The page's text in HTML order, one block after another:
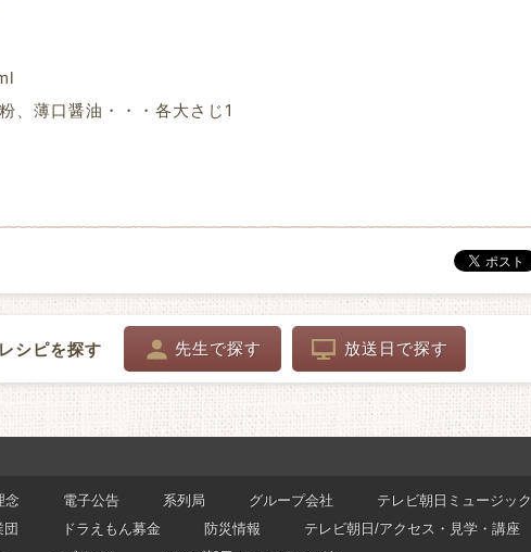
、薄口醤油・・・各大さじ1
シピを探す 先生で探す 放送日で探す
念 電子公告 系列局 グループ会社 テレビ朝日ミュージック
ドラえもん募金 防災情報 テレビ朝日/アクセス・見学・講座